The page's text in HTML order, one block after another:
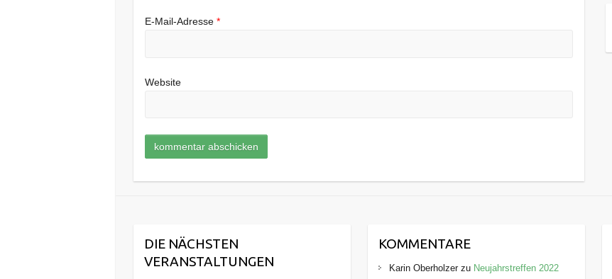
E-Mail-Adresse*
Website
DIE NÄCHSTEN
VERANSTALTUNGEN
KOMMENTARE
Karin Oberholzer zu Neujahrstreffen 2022